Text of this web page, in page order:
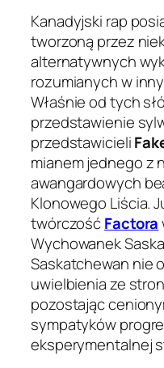
Kanadyjski rap
tworzoną przez
alternatywnych
rozumianych w
Właśnie od tych
przedstawienie
przedstawicieli
mianem jednego z
awangardowych
Klonowego Liścia.
twórczośćFactora
Wychowanek
Saskatchewan nie
uwielbienia ze
pozostając
sympatyków
eksperymentalnej